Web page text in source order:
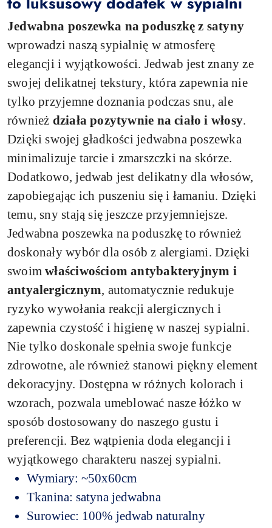
Jedwabna poszewka na poduszkę z satyny
wprowadzi naszą sypialnię w atmosferę
elegancji i wyjątkowości. Jedwab jest znany ze
swojej delikatnej tekstury, która zapewnia nie
tylko przyjemne doznania podczas snu, ale
również działa pozytywnie na ciało i włosy.
Dzięki swojej gładkości jedwabna poszewka
minimalizuje tarcie i zmarszczki na skórze.
Dodatkowo, jedwab jest delikatny dla włosów,
zapobiegając ich puszeniu się i łamaniu. Dzięki
temu, sny stają się jeszcze przyjemniejsze.
Jedwabna poszewka na poduszkę to również
doskonały wybór dla osób z alergiami. Dzięki
swoimwłaściwościom antybakteryjnym i
antyalergicznym, automatycznie redukuje
ryzyko wywołania reakcji alergicznych i
zapewnia czystość i higienę w naszej sypialni.
Nie tylko doskonale spełnia swoje funkcje
zdrowotne, ale również stanowi piękny element
dekoracyjny. Dostępna w różnych kolorach i
wzorach, pozwala umeblować nasze łóżko w
sposób dostosowany do naszego gustu i
preferencji. Bez wątpienia doda elegancji i
wyjątkowego charakteru naszej sypialni.
Wymiary: ~50x60cm
Tkanina: satyna jedwabna
Surowiec: 100% jedwab naturalny